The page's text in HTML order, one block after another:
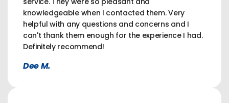
knowledgeable when I contacted them. Very
helpful with any questions and concerns and I
can't thank them enough for the experience I had.
Definitely recommend!
Dee M.